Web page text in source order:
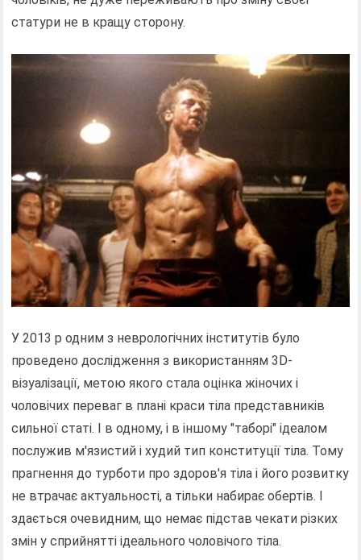
статури не в кращу сторону.
У 2013 р одним з неврологічних інститутів було
проведено дослідження з використанням 3D-
візуалізації, метою якого стала оцінка жіночих і
чоловічих переваг в плані краси тіла представників
сильної статі. І в одному, і в іншому "таборі" ідеалом
послужив м'язистий і худий тип конституції тіла. Тому
прагнення до турботи про здоров'я тіла і його розвитку
не втрачає актуальності, а тільки набирає обертів. І
здається очевидним, що немає підстав чекати різких
змін у сприйнятті ідеального чоловічого тіла.